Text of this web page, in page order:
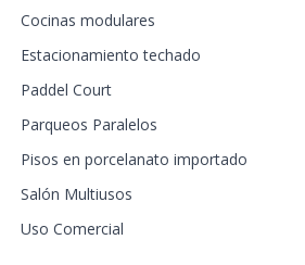
92 US$ 256,700
94 US$ 244,400
94 US$ 249,400 Disponible
94 US$ 254,400
Cocinas modulares
Estacionamiento techado
Paddel Court
Parqueos Paralelos
Pisos en porcelanato importado
Salón Multiusos
Uso Comercial